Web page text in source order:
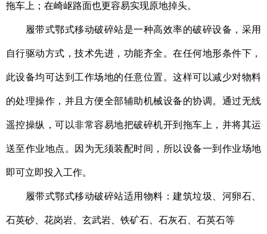
拖车上；在崎岖路面也更容易实现原地掉头。
履带式鄂式移动破碎站是一种高效率的破碎设备，采用
自行驱动方式，技术先进，功能齐全。在任何地形条件下，
此设备均可达到工作场地的任意位置。这样可以减少对物料
的处理操作，并且方便全部辅助机械设备的协调。通过无线
遥控操纵，可以非常容易地把破碎机开到拖车上，并将其运
送至作业地点。因为无须装配时间，所以设备一到作业场地
即可立即投入工作。
履带式鄂式移动破碎站适用物料：建筑垃圾、河卵石、
石英砂、花岗岩、玄武岩、铁矿石、石灰石、石英石等